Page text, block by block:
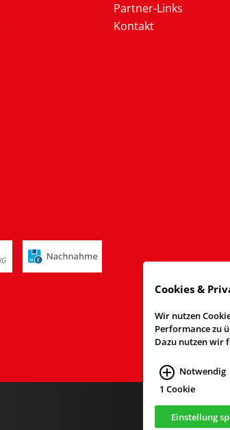
Partner-Links
Kontakt
Cookies &
Wir nutzen
Performance zu
Dazu nutzen wir
Notwendig
1 Cookie
Einstellung